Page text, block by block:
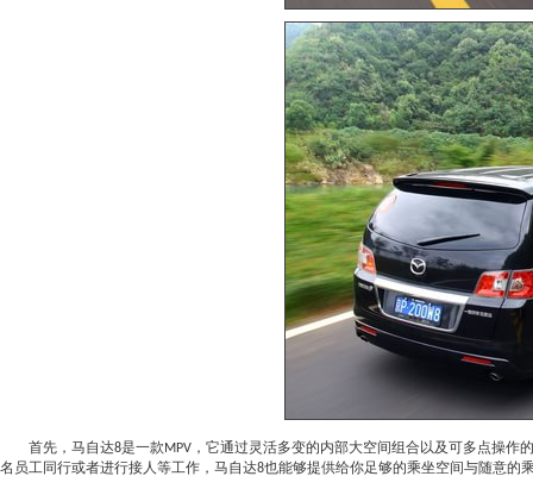
首先， 马自达8是一款 MPV ，它通过灵活多变的内部大空间组合以及可多点操
名员工同行或者进行接人等工作， 马自达8也能够提供给你足够的乘坐空间与随意的